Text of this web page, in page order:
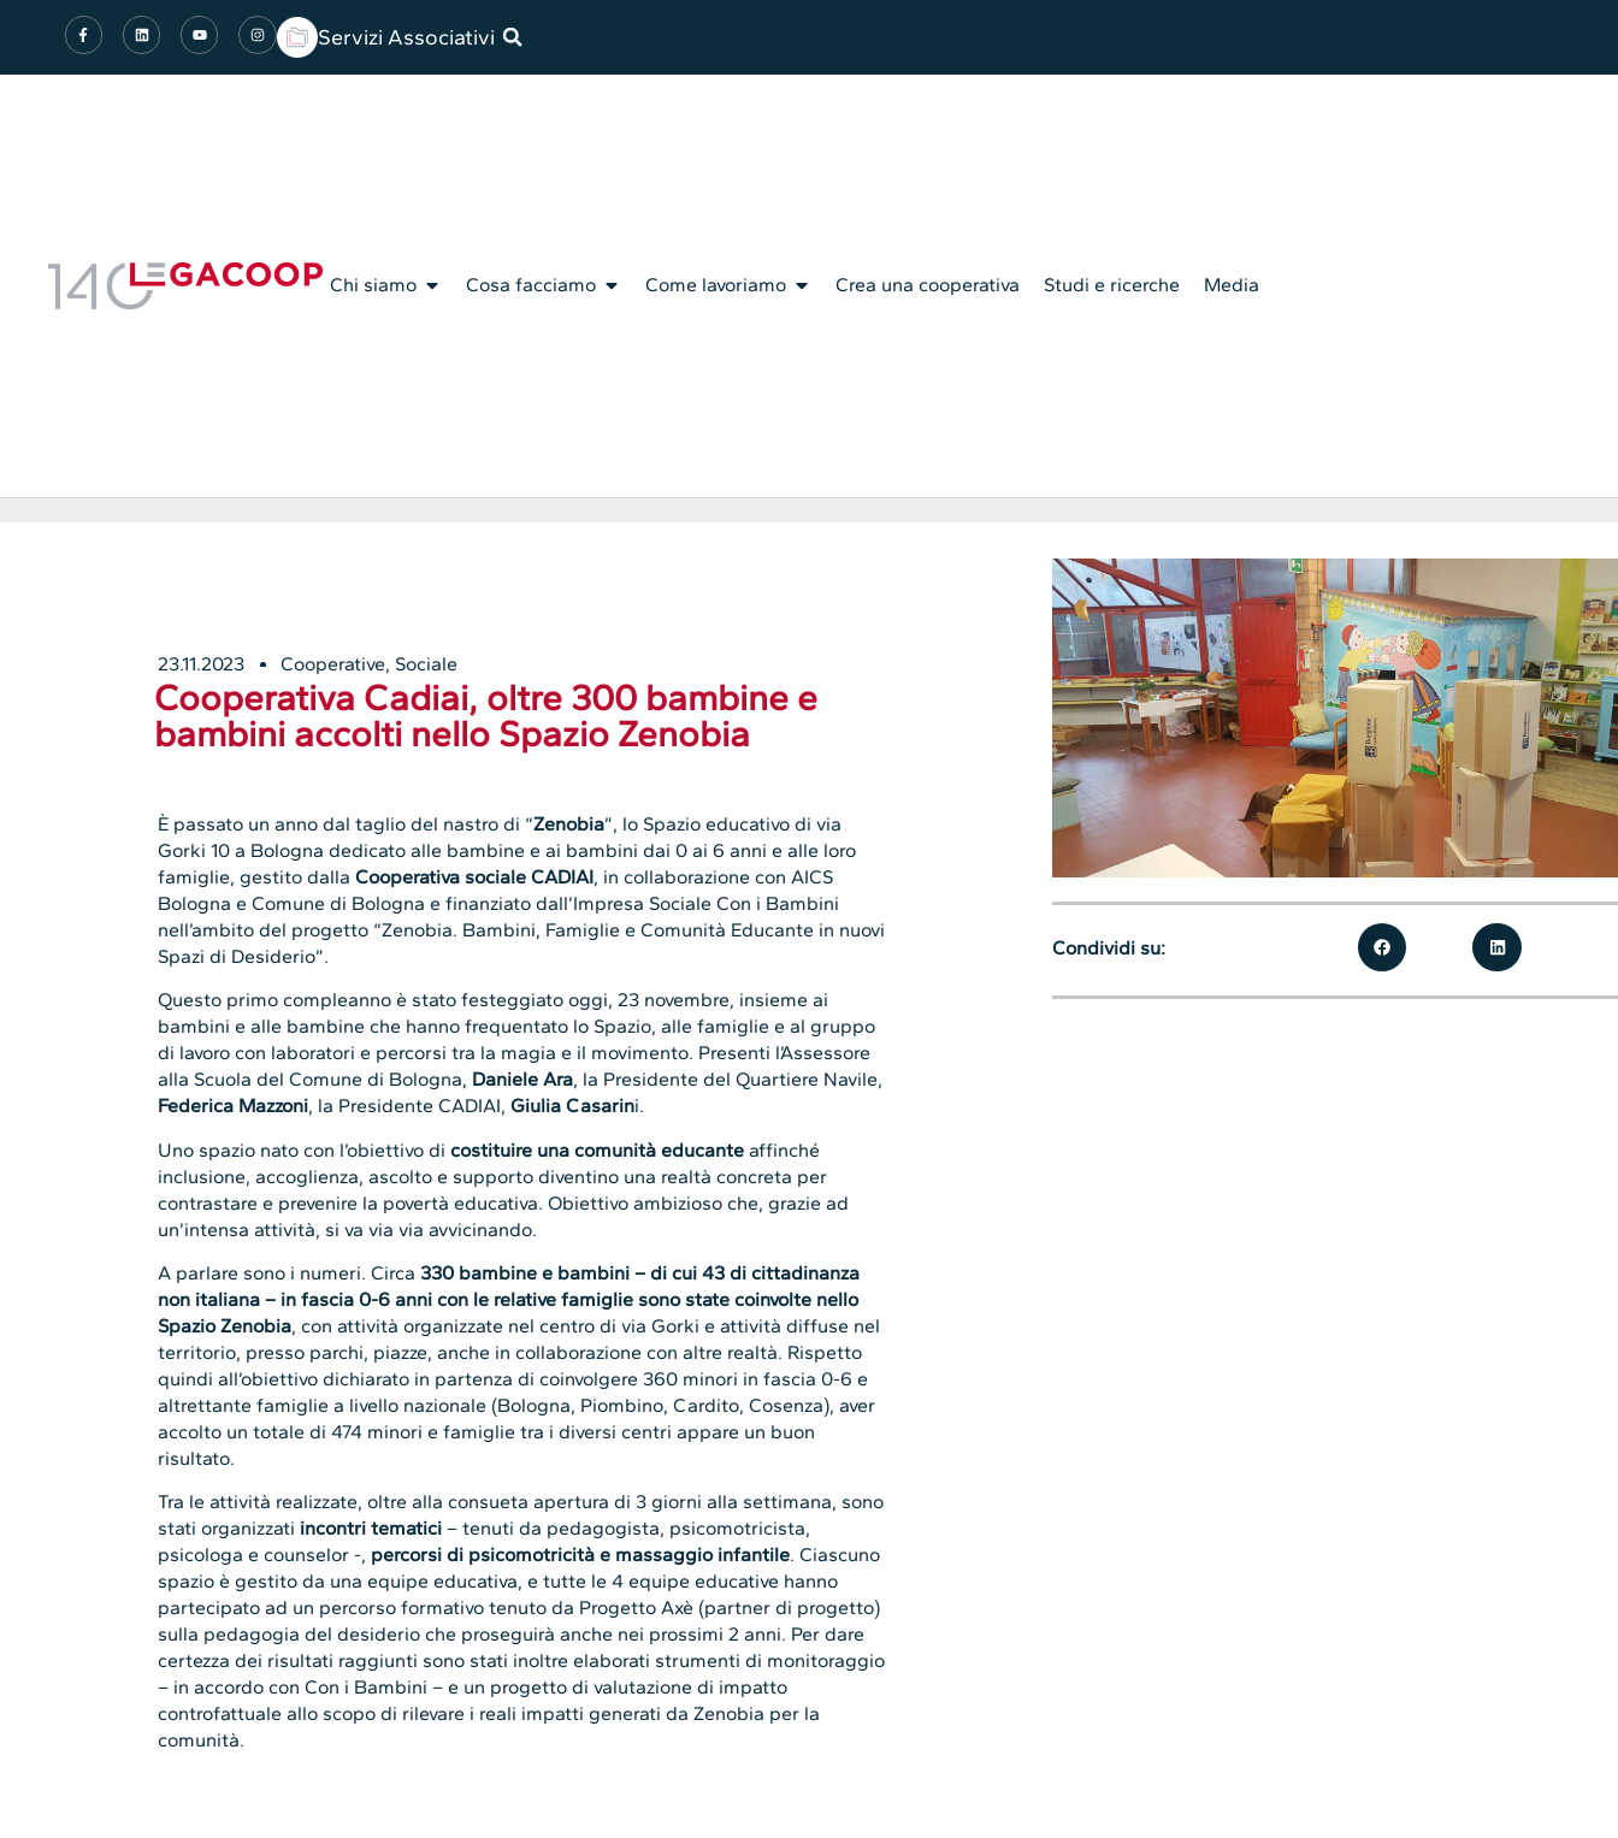
Servizi Associativi
Chi siamo Cosa facciamo Come lavoriamo Crea una cooperativa Studi e ricerche Media
23.11.2023 Cooperative, Sociale
Cooperativa Cadiai, oltre 300 bambine e
bambini accolti nello Spazio Zenobia
È passato un anno dal taglio del nastro di “Zenobia”, lo Spazio educativo di via
Gorki 10 a Bologna dedicato alle bambine e ai bambini dai 0 ai 6 anni e alle loro
famiglie, gestito dallaCooperativa sociale CADIAI, in collaborazione con AICS
Bologna e Comune di Bologna e finanziato dall’Impresa Sociale Con i Bambini
nell’ambito del progetto “Zenobia. Bambini, Famiglie e Comunità Educante in nuovi
Spazi di Desiderio”.
Questo primo compleanno è stato festeggiato oggi, 23 novembre, insieme ai
bambini e alle bambine che hanno frequentato lo Spazio, alle famiglie e al gruppo
di lavoro con laboratori e percorsi tra la magia e il movimento. Presenti l’Assessore
alla Scuola del Comune di Bologna, Daniele Ara, la Presidente del Quartiere Navile,
Federica Mazzoni, la Presidente CADIAI,Giulia Casarini.
Uno spazio nato con l’obiettivo dicostituire una comunità educante affinché
inclusione, accoglienza, ascolto e supporto diventino una realtà concreta per
contrastare e prevenire la povertà educativa. Obiettivo ambizioso che, grazie ad
un’intensa attività, si va via via avvicinando.
A parlare sono i numeri. Circa 330 bambine e bambini – di cui 43 di cittadinanza
non italiana – in fascia 0-6 anni con le relative famiglie sono state coinvolte nello
Spazio Zenobia, con attività organizzate nel centro di via Gorki e attività diffuse nel
territorio, presso parchi, piazze, anche in collaborazione con altre realtà. Rispetto
quindi all’obiettivo dichiarato in partenza di coinvolgere 360 minori in fascia 0-6 e
altrettante famiglie a livello nazionale (Bologna, Piombino, Cardito, Cosenza), aver
accolto un totale di 474 minori e famiglie tra i diversi centri appare un buon
risultato.
Tra le attività realizzate, oltre alla consueta apertura di 3 giorni alla settimana, sono
stati organizzati incontri tematici – tenuti da pedagogista, psicomotricista,
psicologa e counselor -, percorsi di psicomotricità e massaggio infantile. Ciascuno
spazio è gestito da una equipe educativa, e tutte le 4 equipe educative hanno
partecipato ad un percorso formativo tenuto da Progetto Axè (partner di progetto)
sulla pedagogia del desiderio che proseguirà anche nei prossimi 2 anni. Per dare
certezza dei risultati raggiunti sono stati inoltre elaborati strumenti di monitoraggio
– in accordo con Con i Bambini – e un progetto di valutazione di impatto
controfattuale allo scopo di rilevare i reali impatti generati da Zenobia per la
comunità.
Condividi su: